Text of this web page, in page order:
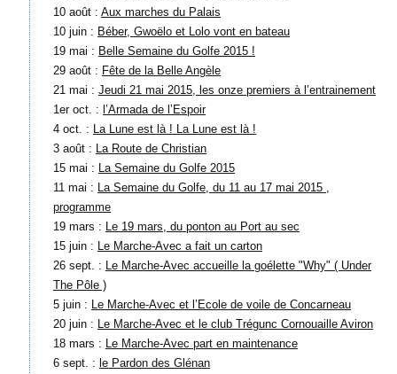
10 août : Aux marches du Palais
10 juin : Béber, Gwoëlo et Lolo vont en bateau
19 mai : Belle Semaine du Golfe 2015 !
29 août : Fête de la Belle Angèle
21 mai : Jeudi 21 mai 2015, les onze premiers à l’entrainement
1er oct. : l’Armada de l’Espoir
4 oct. : La Lune est là ! La Lune est là !
3 août : La Route de Christian
15 mai : La Semaine du Golfe 2015
11 mai : La Semaine du Golfe, du 11 au 17 mai 2015 ,
programme
19 mars : Le 19 mars, du ponton au Port au sec
15 juin : Le Marche-Avec a fait un carton
26 sept. : Le Marche-Avec accueille la goélette "Why" ( Under
The Pôle )
5 juin : Le Marche-Avec et l’Ecole de voile de Concarneau
20 juin : Le Marche-Avec et le club Trégunc Cornouaille Aviron
18 mars : Le Marche-Avec part en maintenance
6 sept. : le Pardon des Glénan